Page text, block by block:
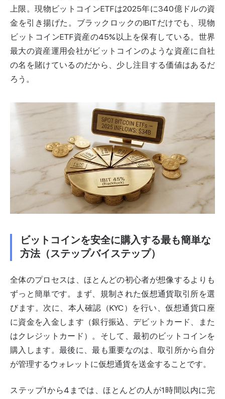
上限。現物ビットコインETFは2025年に340億ドルの資
金を引き揚げた。ブラックロックのIBITだけでも、現物
ビットコインETF資産の45%以上を保有している。世界
最大の資産運用会社がビットコインのような資産に自社
の名を賭けているのだから、少し注目する価値はあるだ
ろう。
ビットコインを安全に購入する最も簡単な
方法（ステップバイステップ）
全体のプロセスは、ほとんどの初心者が想像するよりも
ずっと簡単です。まず、規制された仮想通貨取引所を選
びます。次に、本人確認（KYC）を行い、仮想通貨口座
に資金を入金します（銀行振込、デビットカード、また
はクレジットカード）。そして、最初のビットコインを
購入します。最後に、最も重要なのは、取引所から自分
が管理するウォレットに仮想通貨を送金することです。
ステップ1から4までは、ほとんどの人が1時間以内に完